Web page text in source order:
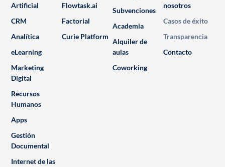
Artificial
CRM
Analítica
eLearning
Marketing
Digital
Recursos
Humanos
Apps
Gestión
Documental
Internet de las
Flowtask.ai
Factorial
Curie Platform
Subvenciones
Academia
Alquiler de
aulas
Coworking
nosotros
Casos de éxito
Transparencia
Contacto